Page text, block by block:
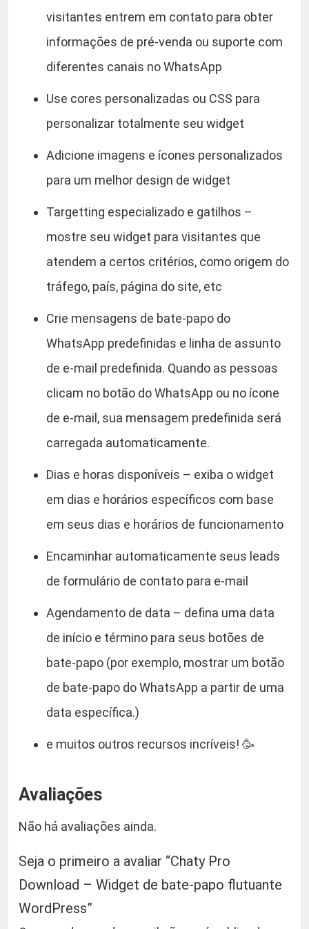
visitantes entrem em contato para obter
informações de pré-venda ou suporte com
diferentes canais no WhatsApp
Use cores personalizadas ou CSS para
personalizar totalmente seu widget
Adicione imagens e ícones personalizados
para um melhor design de widget
Targetting especializado e gatilhos –
mostre seu widget para visitantes que
atendem a certos critérios, como origem do
tráfego, país, página do site, etc
Crie mensagens de bate-papo do
WhatsApp predefinidas e linha de assunto
de e-mail predefinida. Quando as pessoas
clicam no botão do WhatsApp ou no ícone
de e-mail, sua mensagem predefinida será
carregada automaticamente.
Dias e horas disponíveis – exiba o widget
em dias e horários específicos com base
em seus dias e horários de funcionamento
Encaminhar automaticamente seus leads
de formulário de contato para e-mail
Agendamento de data – defina uma data
de início e término para seus botões de
bate-papo (por exemplo, mostrar um botão
de bate-papo do WhatsApp a partir de uma
data específica.)
e muitos outros recursos incríveis! 🥳
Avaliações
Não há avaliações ainda.
Seja o primeiro a avaliar “Chaty Pro
Download – Widget de bate-papo flutuante
WordPress”